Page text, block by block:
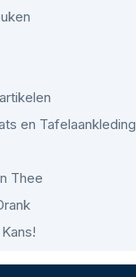
en Tafelaankleding
Thee